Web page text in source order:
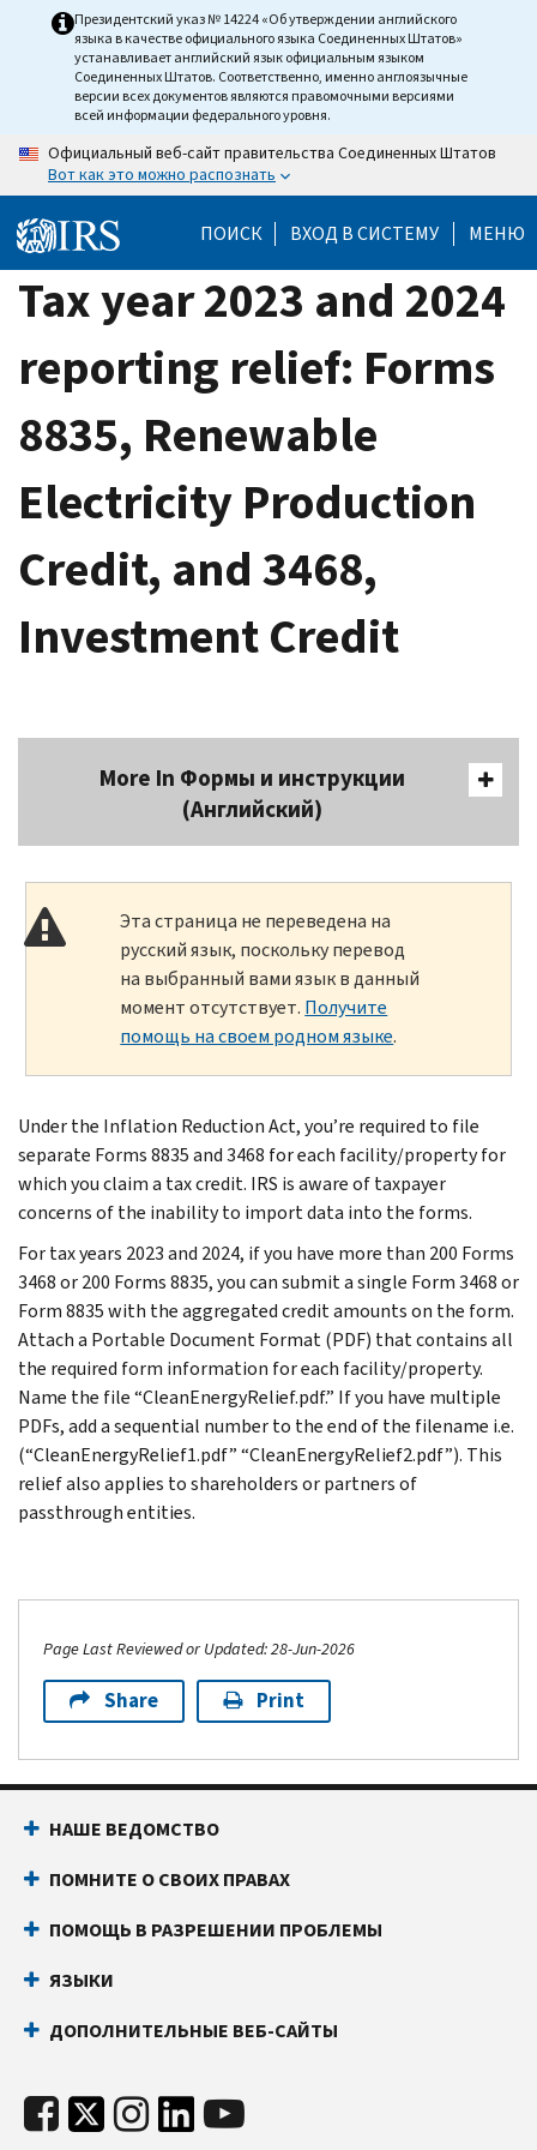
Президентский указ № 14224 «Об утверждении английского
языка в качестве официального языка Соединенных Штатов»
устанавливает английский язык официальным языком
Соединенных Штатов. Соответственно, именно англоязычные
версии всех документов являются правомочными версиями
всей информации федерального уровня.
Официальный веб-сайт правительства Соединенных Штатов
Вот как это можно распознать
ПОИСК ВХОД В СИСТЕМУ МЕНЮ
Tax year 2023 and 2024
reporting relief: Forms
8835, Renewable
Electricity Production
Credit, and 3468,
Investment Credit
More In Формы и инструкции
(Английский)
Эта страница не переведена на
русский язык, поскольку перевод
на выбранный вами язык в данный
момент отсутствует. Получите
помощь на своем родном языке.
Under the Inflation Reduction Act, you’re required to file
separate Forms 8835 and 3468 for each facility/property for
which you claim a tax credit. IRS is aware of taxpayer
concerns of the inability to import data into the forms.
For tax years 2023 and 2024, if you have more than 200 Forms
3468 or 200 Forms 8835, you can submit a single Form 3468 or
Form 8835 with the aggregated credit amounts on the form.
Attach a Portable Document Format (PDF) that contains all
the required form information for each facility/property.
Name the file “CleanEnergyRelief.pdf.” If you have multiple
PDFs, add a sequential number to the end of the filename i.e.
(“CleanEnergyRelief1.pdf” “CleanEnergyRelief2.pdf”). This
relief also applies to shareholders or partners of
passthrough entities.
Page Last Reviewed or Updated: 28-Jun-2026
Share Print
НАШЕ ВЕДОМСТВО
ПОМНИТЕ О СВОИХ ПРАВАХ
ПОМОЩЬ В РАЗРЕШЕНИИ ПРОБЛЕМЫ
ЯЗЫКИ
ДОПОЛНИТЕЛЬНЫЕ ВЕБ-САЙТЫ